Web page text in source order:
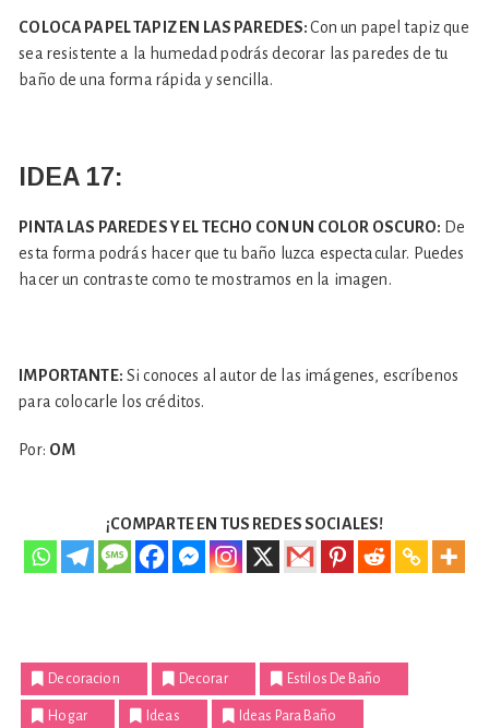
COLOCA PAPEL TAPIZ EN LAS PAREDES:Con un papel tapiz que
sea resistente a la humedad podrás decorar las paredes de tu
baño de una forma rápida y sencilla.
IDEA 17:
PINTA LAS PAREDES Y EL TECHO CON UN COLOR OSCURO: De
esta forma podrás hacer que tu baño luzca espectacular. Puedes
hacer un contraste como te mostramos en la imagen.
IMPORTANTE: Si conoces al autor de las imágenes, escríbenos
para colocarle los créditos.
Por: OM
¡COMPARTE EN TUS REDES SOCIALES!
Decoracion Decorar Estilos De Baño
Hogar Ideas Ideas Para Baño